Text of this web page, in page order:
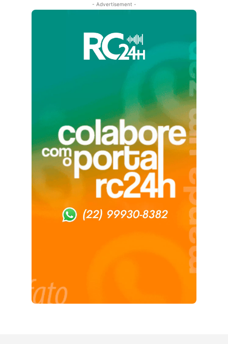
- Advertisement -